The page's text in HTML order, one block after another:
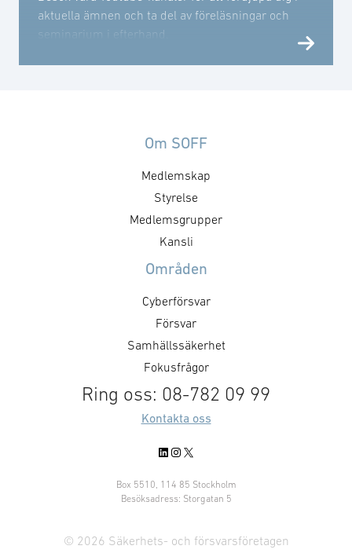
aktuella ämnen och ta del av föreläsningar och
seminarium i efterhand.
Om SOFF
Medlemskap
Styrelse
Medlemsgrupper
Kansli
Områden
Cyberförsvar
Försvar
Samhällssäkerhet
Fokusfrågor
Ring oss: 08-782 09 99
Kontakta oss
LinkedIn
Instagram
X
Box 5510, 114 85 Stockholm
Besöksadress: Storgatan 5
© 2026 Säkerhets- och försvarsföretagen